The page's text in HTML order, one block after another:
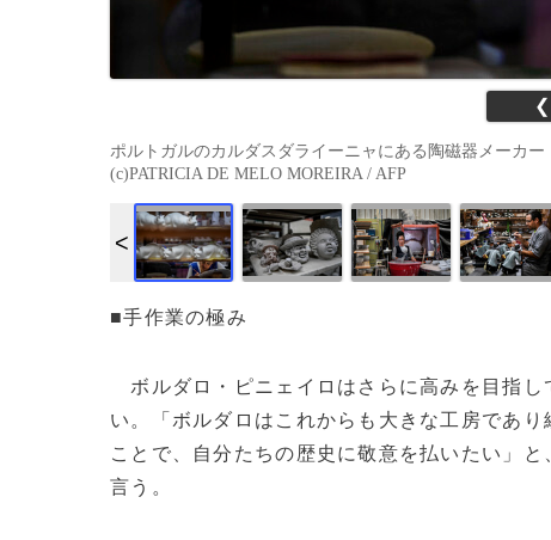
❮
ポルトガルのカルダスダライーニャにある陶磁器メーカ
(c)PATRICIA DE MELO MOREIRA / AFP
■手作業の極み
ボルダロ・ピニェイロはさらに高みを目指し
い。「ボルダロはこれからも大きな工房であ
ことで、自分たちの歴史に敬意を払いたい」
言う。